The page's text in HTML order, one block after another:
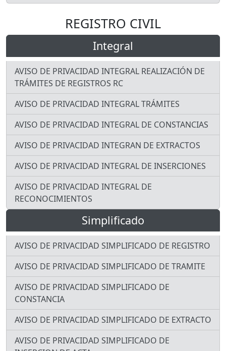
REGISTRO CIVIL
Integral
AVISO DE PRIVACIDAD INTEGRAL REALIZACIÓN DE
TRÁMITES DE REGISTROS RC
AVISO DE PRIVACIDAD INTEGRAL TRÁMITES
AVISO DE PRIVACIDAD INTEGRAL DE CONSTANCIAS
AVISO DE PRIVACIDAD INTEGRAN DE EXTRACTOS
AVISO DE PRIVACIDAD INTEGRAL DE INSERCIONES
AVISO DE PRIVACIDAD INTEGRAL DE
RECONOCIMIENTOS
Simplificado
AVISO DE PRIVACIDAD SIMPLIFICADO DE REGISTRO
AVISO DE PRIVACIDAD SIMPLIFICADO DE TRAMITE
AVISO DE PRIVACIDAD SIMPLIFICADO DE
CONSTANCIA
AVISO DE PRIVACIDAD SIMPLIFICADO DE EXTRACTO
AVISO DE PRIVACIDAD SIMPLIFICADO DE